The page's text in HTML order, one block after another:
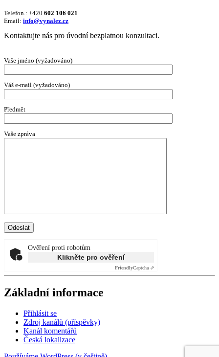
Telefon.: +420 602 106 021
Email: info@vynalez.cz
Kontaktujte nás pro úvodní bezplatnou konzultaci.
Vaše jméno (vyžadováno)
Váš e-mail (vyžadováno)
Předmět
Vaše zpráva
Ověření proti robotům
Klikněte pro ověření
FriendlyCaptcha ⇗
Základní informace
Přihlásit se
Zdroj kanálů (příspěvky)
Kanál komentářů
Česká lokalizace